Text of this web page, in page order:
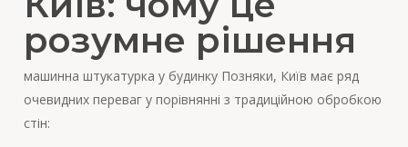
розумне рішення
машинна штукатурка у будинку Позняки, Київ має ряд
очевидних переваг у порівнянні з традиційною обробкою
стін: